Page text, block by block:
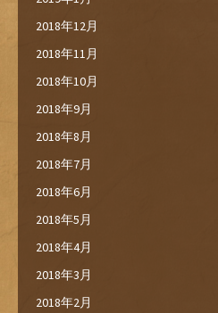
2018年12月
2018年11月
2018年10月
2018年9月
2018年8月
2018年7月
2018年6月
2018年5月
2018年4月
2018年3月
2018年2月